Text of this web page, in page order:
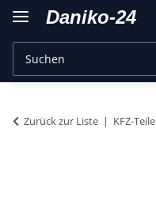
Zurück zur Liste KFZ-Teile